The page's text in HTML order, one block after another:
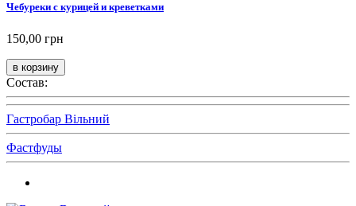
Чебуреки с курицей и креветками
150,00 грн
Состав:
Гастробар Вільний
Фастфуды